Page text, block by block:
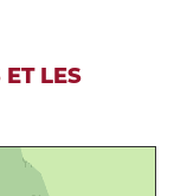
LES